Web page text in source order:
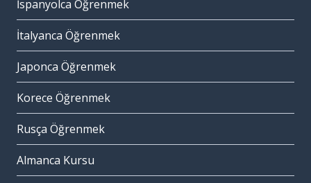
İspanyolca Öğrenmek
İtalyanca Öğrenmek
Japonca Öğrenmek
Korece Öğrenmek
Rusça Öğrenmek
Almanca Kursu